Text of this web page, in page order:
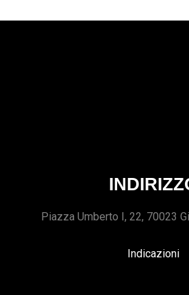
Piazza Umberto I, 22, 70023
Indicazioni